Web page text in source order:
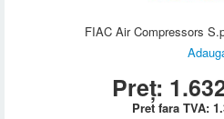
FIAC Air Compressors
Preț:
Pret fara TVA: